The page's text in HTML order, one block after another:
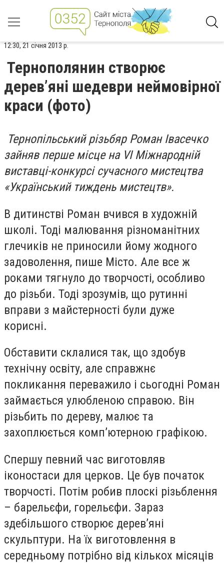
12:30, 21 січня 2013 р.
Тернополянин створює
дерев’яні шедеври неймовірної
краси (фото)
Тернопільський різьбяр Роман Івасечко
зайняв перше місце на VI Міжнародній
виставці-конкурсі сучасного мистецтва
«Український тиждень мистецтв».
В дитинстві Роман вчився в художній
школі. Тоді малювання різноманітних
глечиків не приносили йому жодного
задоволення, пише Місто. Але все ж
роками тягнуло до творчості, особливо
до різьби. Тоді зрозумів, що рутинні
вправи з майстерності були дуже
корисні.
Обставити склалися так, що здобув
технічну освіту, але справжнє
покликання переважило і сьогодні Роман
займається улюбленою справою. Він
різьбить по дереву, малює та
захоплюється комп’ютерною графікою.
Спершу певний час виготовляв
іконостаси для церков. Це був початок
творчості. Потім робив плоскі різьблення
– барельєфи, горельєфи. Зараз
здебільшого створює дерев’яні
скульптури. На їх виготовлення в
середньому потрібно від кількох місяців